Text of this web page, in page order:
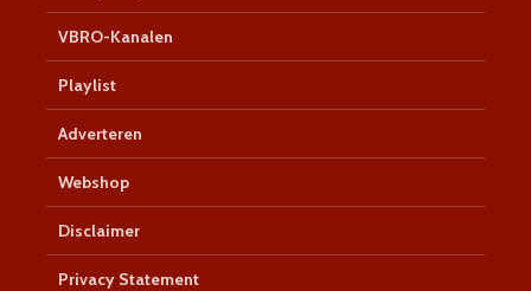
VBRO-Kanalen
Playlist
Adverteren
Webshop
Disclaimer
Privacy Statement